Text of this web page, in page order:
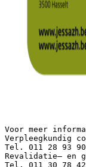
Voor meer
Verpleegkundig
Tel. 011 28 93 90
Revalidatie– en
Tel. 011 30 78